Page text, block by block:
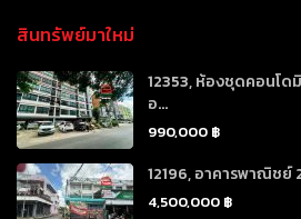
สินทรัพย์มาใหม่
12353, ห้องชุดคอนโ
อ...
990,000 ฿
12196, อาคารพาณิชย์
4,500,000 ฿